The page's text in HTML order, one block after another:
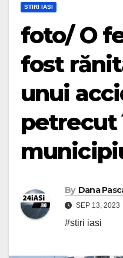
STIRI IASI
foto/ O
fost
unui
petrecut
By Dana
SEP 13, 2023
#stiri iasi